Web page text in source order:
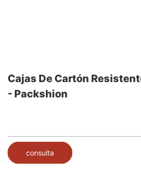
Cajas De Cartón
- Packshion
consulta